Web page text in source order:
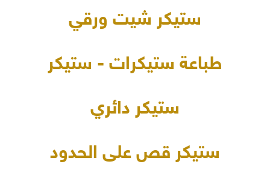
ستيكر شيت ورقي
طباعة ستيكرات - ستيكر
ستيكر دائري
ستيكر قص على الحدود